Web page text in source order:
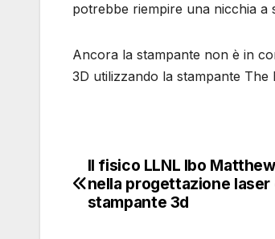
potrebbe riempire una nicchia a
Ancora la stampante non è in
3D utilizzando la stampante The
Navigazione
articoli
Il fisico LLNL Ibo
nella progettazione laser
stampante 3d